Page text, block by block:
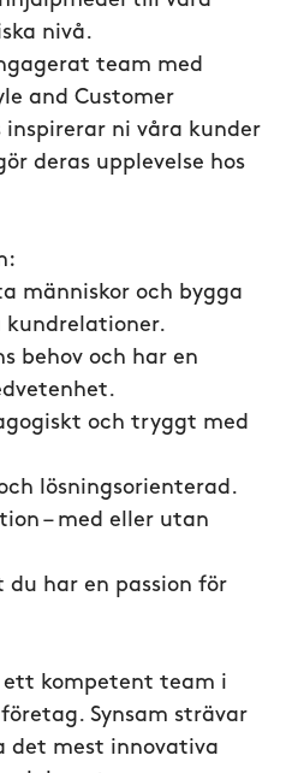
nivå.
team med
and Customer
inspirerar ni våra kunder
deras upplevelse hos
människor och bygga
kundrelationer.
behov och har en
och tryggt med
lösningsorienterad.
– med eller utan
du har en passion för
ett kompetent team i
Synsam strävar
mest innovativa